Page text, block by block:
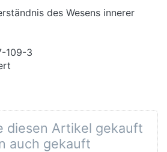
des Wesens innerer
109-3
diesen Artikel gekauft
auch gekauft